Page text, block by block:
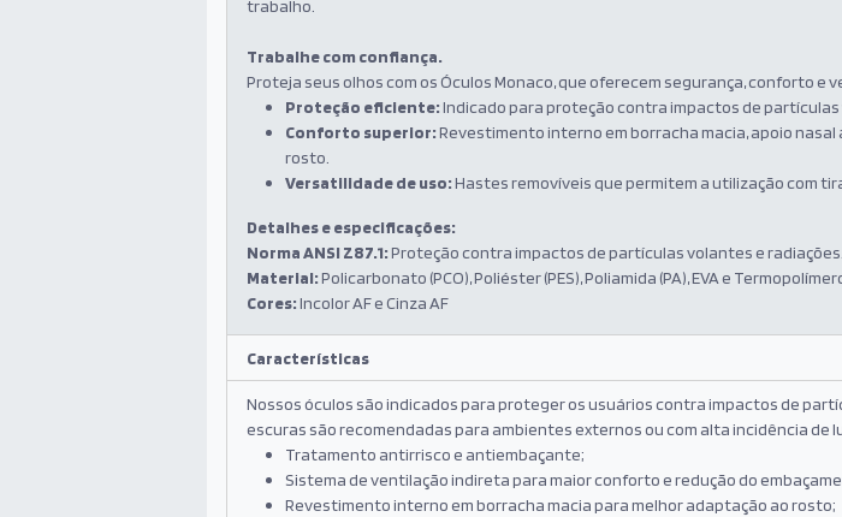
trabalho.
Trabalhe com confiança.
Proteja seus olhos com os Óculos Monaco, que oferecem segurança, conforto
Proteção eficiente:Indicado para proteção contra impactos de
Conforto superior:Revestimento interno em borracha macia, apoio
rosto.
Versatilidade de uso:Hastes removíveis que permitem a utilização com
Detalhes e especificações:
Norma ANSI Z87.1:Proteção contra impactos de partículas volantes e radiações.
Material:Policarbonato (PCO), Poliéster (PES), Poliamida (PA), EVA e
Cores:Incolor AF e Cinza AF
Características
Nossos óculos são indicados para proteger os usuários contra impactos de
escuras são recomendadas para ambientes externos ou com alta incidência de
Tratamento antirrisco e antiembaçante;
Sistema de ventilação indireta para maior conforto e redução do
Revestimento interno em borracha macia para melhor adaptação ao rosto;